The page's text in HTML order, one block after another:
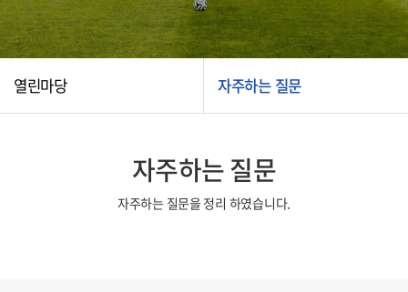
열린마당 자주하는 질문
자주하는 질문
자주하는 질문을 정리 하였습니다.